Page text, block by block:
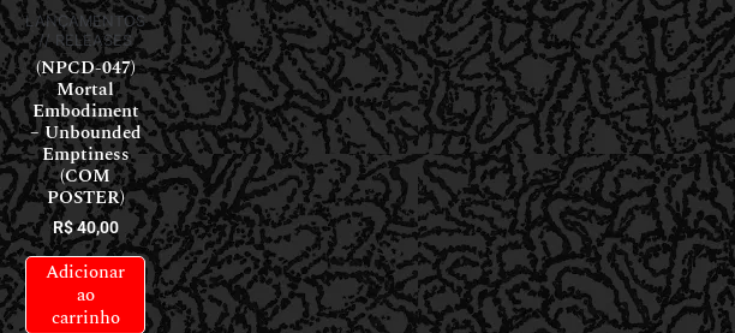
LANÇAMENTOS
// RELEASES
(NPCD-047)
Mortal
Embodiment
– Unbounded
Emptiness
(COM
POSTER)
R$40,00
Adicionar
ao
carrinho